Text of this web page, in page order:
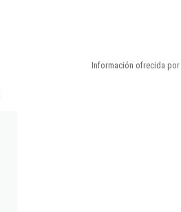
Información ofrecida por